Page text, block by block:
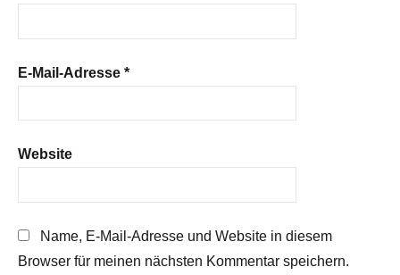
E-Mail-Adresse *
Website
Name, E-Mail-Adresse und Website in diesem
Browser für meinen nächsten Kommentar speichern.